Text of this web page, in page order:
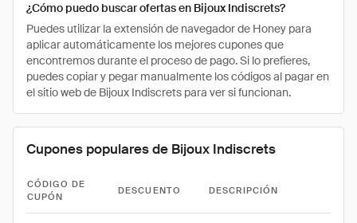
¿Cómo puedo buscar ofertas en Bijoux Indiscrets?
Puedes utilizar la extensión de navegador de Honey para
aplicar automáticamente los mejores cupones que
encontremos durante el proceso de pago. Si lo prefieres,
puedes copiar y pegar manualmente los códigos al pagar en
el sitio web de Bijoux Indiscrets para ver si funcionan.
Cupones populares de Bijoux Indiscrets
CÓDIGO DE
CUPÓN
DESCUENTO DESCRIPCIÓN